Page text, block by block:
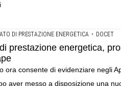
DI PRESTAZIONE ENERGETICA • DOCET
prestazione energetica,
ora consente di evidenziare negli
aver messo a disposizione una